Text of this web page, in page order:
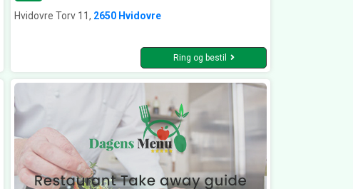
Hvidovre Torv 11, 2650 Hvidovre
Ring og bestil